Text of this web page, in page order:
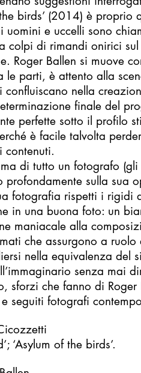
birds’ (2014) è proprio
uomini e uccelli sono
colpi di rimandi onirici
Roger Ballen si muove
le parti, è attento alla
confluiscano nella
finale del
perfette sotto il profilo
è facile talvolta
contenuti.
di tutto un fotografo
profondamente sulla sua
fotografia rispetti i rigidi
in una buona foto: un
maniacale alla
che assurgono a ruolo
nella equivalenza del
senza mai
sforzi che fanno di
seguiti fotografi
‘Asylum of the birds’.